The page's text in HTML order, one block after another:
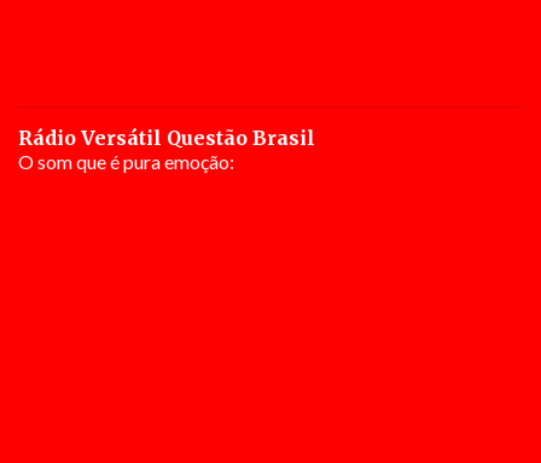
Rádio Versátil Questão Brasil
O som que é pura emoção: